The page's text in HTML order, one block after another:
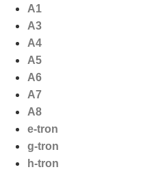
naar
inhoud
A1
A3
A4
A5
A6
A7
A8
e-tron
g-tron
h-tron